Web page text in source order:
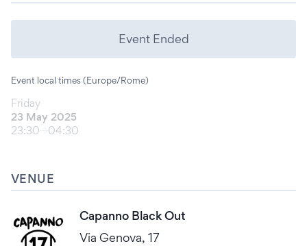
Event Ended
Event local times (Europe/Rome)
Friday
23 May 2025
23:30
04:30
VENUE
Capanno Black Out
Via Genova, 17